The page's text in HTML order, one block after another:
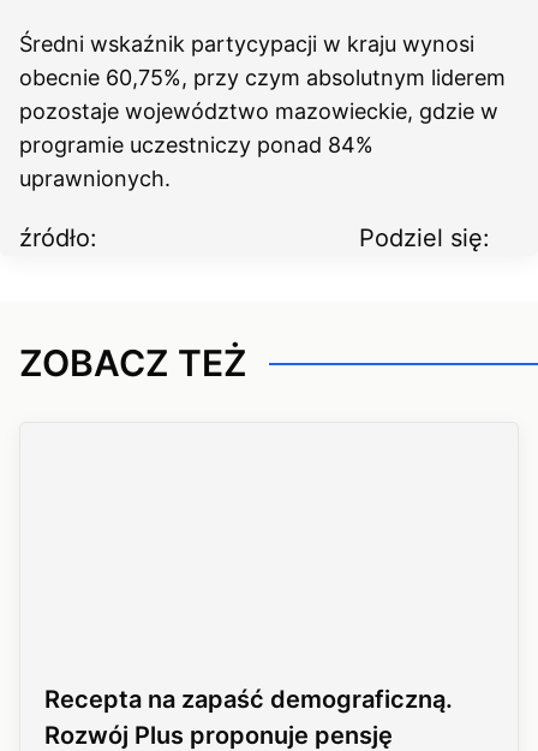
Średni wskaźnik partycypacji w kraju wynosi
obecnie 60,75%, przy czym absolutnym liderem
pozostaje województwo mazowieckie, gdzie w
programie uczestniczy ponad 84%
uprawnionych.
źródło: Podziel się:
ZOBACZ TEŻ
Recepta na zapaść demograficzną.
Rozwój Plus proponuje pensję